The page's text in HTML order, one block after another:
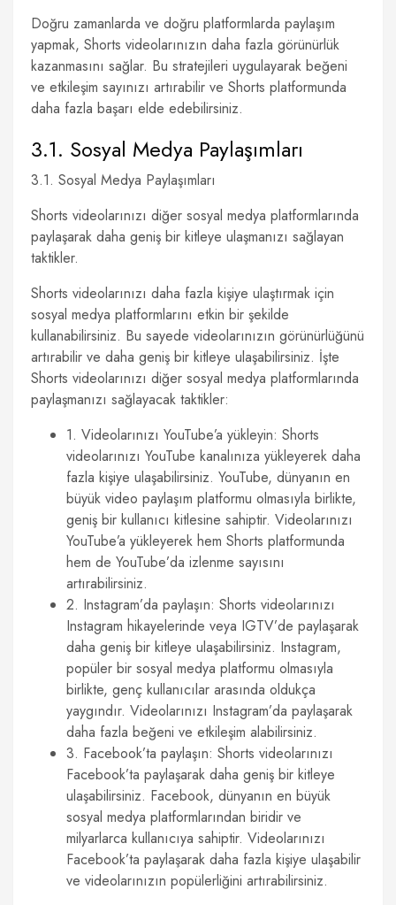
Doğru zamanlarda ve doğru platformlarda paylaşım
yapmak, Shorts videolarınızın daha fazla görünürlük
kazanmasını sağlar. Bu stratejileri uygulayarak beğeni
ve etkileşim sayınızı artırabilir ve Shorts platformunda
daha fazla başarı elde edebilirsiniz.
3.1. Sosyal Medya Paylaşımları
3.1. Sosyal Medya Paylaşımları
Shorts videolarınızı diğer sosyal medya platformlarında
paylaşarak daha geniş bir kitleye ulaşmanızı sağlayan
taktikler.
Shorts videolarınızı daha fazla kişiye ulaştırmak için
sosyal medya platformlarını etkin bir şekilde
kullanabilirsiniz. Bu sayede videolarınızın görünürlüğünü
artırabilir ve daha geniş bir kitleye ulaşabilirsiniz. İşte
Shorts videolarınızı diğer sosyal medya platformlarında
paylaşmanızı sağlayacak taktikler:
1. Videolarınızı YouTube’a yükleyin: Shorts
videolarınızı YouTube kanalınıza yükleyerek daha
fazla kişiye ulaşabilirsiniz. YouTube, dünyanın en
büyük video paylaşım platformu olmasıyla birlikte,
geniş bir kullanıcı kitlesine sahiptir. Videolarınızı
YouTube’a yükleyerek hem Shorts platformunda
hem de YouTube’da izlenme sayısını
artırabilirsiniz.
2. Instagram’da paylaşın: Shorts videolarınızı
Instagram hikayelerinde veya IGTV’de paylaşarak
daha geniş bir kitleye ulaşabilirsiniz. Instagram,
popüler bir sosyal medya platformu olmasıyla
birlikte, genç kullanıcılar arasında oldukça
yaygındır. Videolarınızı Instagram’da paylaşarak
daha fazla beğeni ve etkileşim alabilirsiniz.
3. Facebook’ta paylaşın: Shorts videolarınızı
Facebook’ta paylaşarak daha geniş bir kitleye
ulaşabilirsiniz. Facebook, dünyanın en büyük
sosyal medya platformlarından biridir ve
milyarlarca kullanıcıya sahiptir. Videolarınızı
Facebook’ta paylaşarak daha fazla kişiye ulaşabilir
ve videolarınızın popülerliğini artırabilirsiniz.